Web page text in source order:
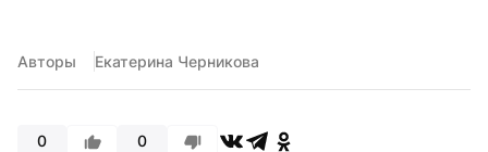
Авторы Екатерина Черникова
0 0